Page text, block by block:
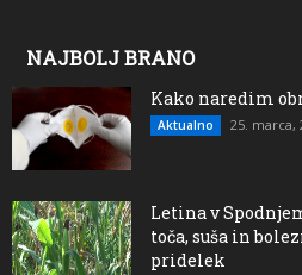
NAJBOLJ BRANO
Kako naredim
Aktualno 25. marca,
Letina v
toča, suša in
pridelek